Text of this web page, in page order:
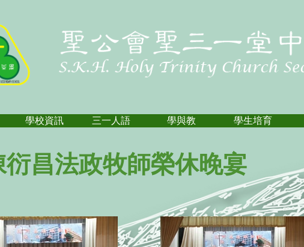
學校資訊 三一人語 學與教 學生培育
衍昌法政牧師榮休晚宴